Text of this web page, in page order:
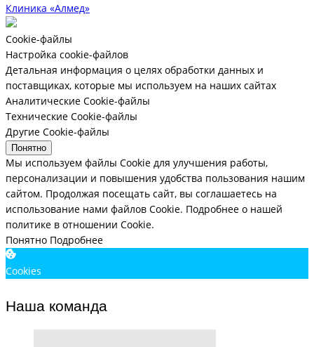
Клиника «Алмед»
Cookie-файлы
Настройка cookie-файлов
Детальная информация о целях обработки данных и
поставщиках, которые мы используем на наших сайтах
Аналитические Cookie-файлы
Технические Cookie-файлы
Другие Cookie-файлы
Понятно
Мы используем файлы Cookie для улучшения работы,
персонализации и повышения удобства пользования нашим
сайтом. Продолжая посещать сайт, вы соглашаетесь на
использование нами файлов Cookie. Подробнее о нашей
политике в отношении Cookie.
Понятно Подробнее
Cookies
Наша команда